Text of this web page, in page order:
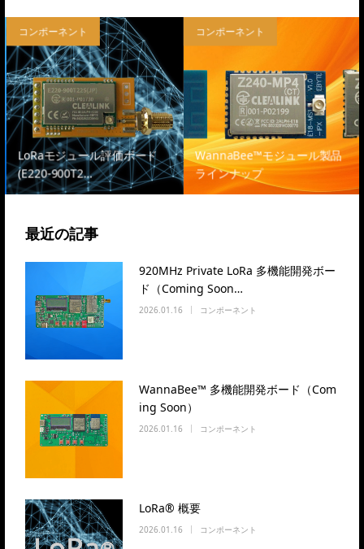
コンポーネント
LoRaモジュール評価ボード
(E220-900T2…
コンポーネント
WannaBee™モジュール製品
ラインナップ
最近の記事
920MHz Private LoRa 多機能開発ボー
ド（Coming Soon…
2026.01.16 コンポーネント
WannaBee™ 多機能開発ボード（Com
ing Soon）
2026.01.16 コンポーネント
LoRa® 概要
2026.01.16 コンポーネント